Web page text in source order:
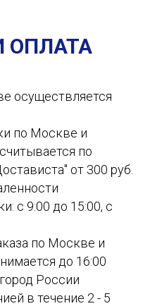
ОПЛАТА
осуществляется
по Москве и
по
от 300 руб.
с 9:00 до 15:00, с
по Москве и
до 16:00
России
в течение 2 - 5